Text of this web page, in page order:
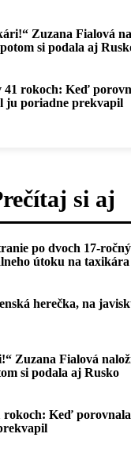
Zuzana Fialová
si podala aj
41 rokoch: Keď
ju poriadne prekvapil
si aj
po dvoch 17-
útoku na taxikára
herečka, na
Zuzana Fialová
si podala aj Rusko
rokoch: Keď